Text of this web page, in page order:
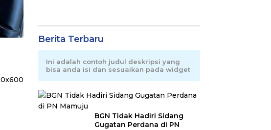
Berita Terbaru
Ini adalah contoh judul deskripsi yang
bisa anda isi dan sesuaikan pada widget
BGN Tidak Hadiri Sidang
Gugatan Perdana di PN